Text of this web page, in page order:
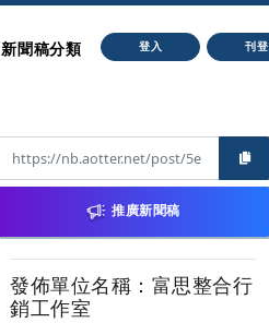
新聞稿分類 登入 刊登
推廣新聞稿
發佈單位名稱：富思整合行
銷工作室